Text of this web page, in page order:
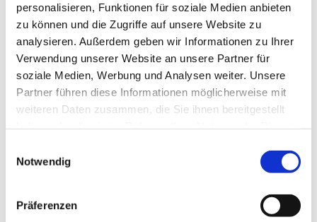
personalisieren, Funktionen für soziale Medien anbieten
zu können und die Zugriffe auf unsere Website zu
analysieren. Außerdem geben wir Informationen zu Ihrer
Verwendung unserer Website an unsere Partner für
soziale Medien, Werbung und Analysen weiter. Unsere
Partner führen diese Informationen möglicherweise mit
weiteren Daten zusammen, die Sie ihnen bereitgestellt
Notwendig
Präferenzen
Mittwoch, 12. August 2026, 09:00
Uhr
Gemeindehaus St. Dreifaltigkeit,
Herne